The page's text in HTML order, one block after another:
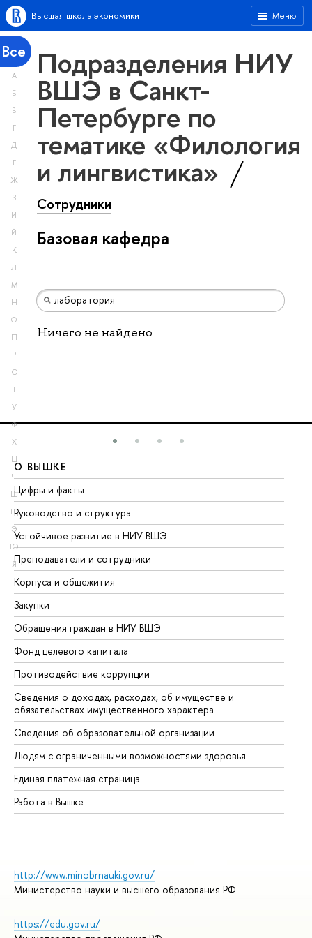
Меню
Высшая школа экономики
Все
А
Б
В
Г
Д
Е
Ж
З
И
Й
К
Л
М
Н
О
П
Р
С
Т
У
Ф
Х
Ц
Ч
Ш
Щ
Э
Ю
Я
Подразделения НИУ
ВШЭ в Санкт-
Петербурге по
тематике «Филология
и лингвистика»
Сотрудники
Базовая кафедра
Ничего не найдено
О ВЫШКЕ
Цифры и факты
Руководство и структура
Устойчивое развитие в НИУ ВШЭ
Преподаватели и сотрудники
Корпуса и общежития
Закупки
Обращения граждан в НИУ ВШЭ
Фонд целевого капитала
Противодействие коррупции
Сведения о доходах, расходах, об имуществе и
обязательствах имущественного характера
Сведения об образовательной организации
Людям с ограниченными возможностями здоровья
Единая платежная страница
Работа в Вышке
http://www.minobrnauki.gov.ru/
Министерство науки и высшего образования РФ
https://edu.gov.ru/